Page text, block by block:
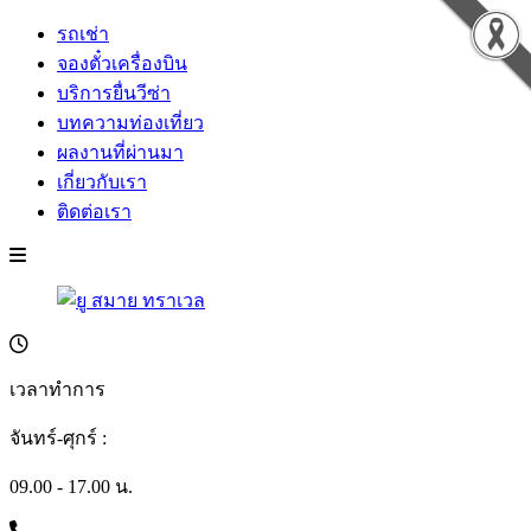
รถเช่า
จองตั๋วเครื่องบิน
บริการยื่นวีซ่า
บทความท่องเที่ยว
ผลงานที่ผ่านมา
เกี่ยวกับเรา
ติดต่อเรา
เวลาทำการ
จันทร์-ศุกร์ :
09.00 - 17.00 น.